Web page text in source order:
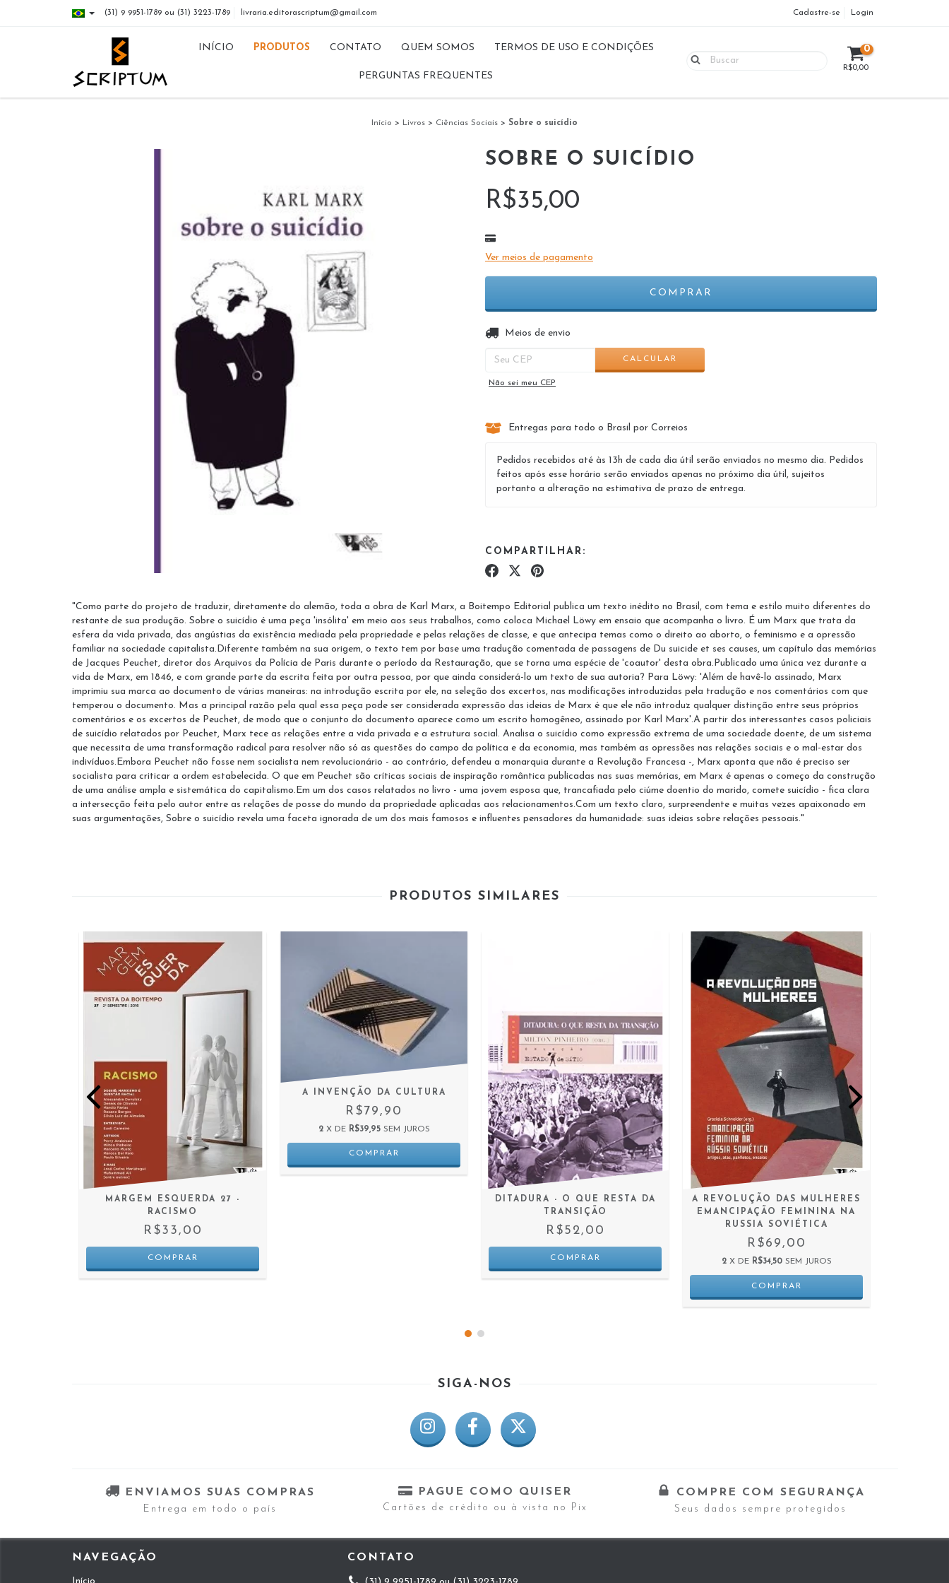
(31) 9 9951-1789 ou (31) 3223-1789 livraria.editorascriptum@gmail.com Cadastre-se Login
INÍCIO PRODUTOS CONTATO QUEM SOMOS TERMOS DE USO E CONDIÇÕES
PERGUNTAS FREQUENTES
0
R$0,00
Início > Livros > Ciências Sociais > Sobre o suicídio
SOBRE O SUICÍDIO
R$35,00
Ver meios de pagamento
Entregas para o CEP:
Meios de envio
CALCULAR
Não sei meu CEP
Entregas para todo o Brasil por Correios
Pedidos recebidos até às 13h de cada dia útil serão enviados no mesmo dia. Pedidos
feitos após esse horário serão enviados apenas no próximo dia útil, sujeitos
portanto a alteração na estimativa de prazo de entrega.
COMPARTILHAR:
"Como parte do projeto de traduzir, diretamente do alemão, toda a obra de Karl Marx, a Boitempo Editorial publica um texto inédito no Brasil, com tema e estilo muito diferentes do
restante de sua produção. Sobre o suicídio é uma peça 'insólita' em meio aos seus trabalhos, como coloca Michael Löwy em ensaio que acompanha o livro. É um Marx que trata da
esfera da vida privada, das angústias da existência mediada pela propriedade e pelas relações de classe, e que antecipa temas como o direito ao aborto, o feminismo e a opressão
familiar na sociedade capitalista.Diferente também na sua origem, o texto tem por base uma tradução comentada de passagens de Du suicide et ses causes, um capítulo das memórias
de Jacques Peuchet, diretor dos Arquivos da Polícia de Paris durante o período da Restauração, que se torna uma espécie de 'coautor' desta obra.Publicado uma única vez durante a
vida de Marx, em 1846, e com grande parte da escrita feita por outra pessoa, por que ainda considerá-lo um texto de sua autoria? Para Löwy: 'Além de havê-lo assinado, Marx
imprimiu sua marca ao documento de várias maneiras: na introdução escrita por ele, na seleção dos excertos, nas modificações introduzidas pela tradução e nos comentários com que
temperou o documento. Mas a principal razão pela qual essa peça pode ser considerada expressão das ideias de Marx é que ele não introduz qualquer distinção entre seus próprios
comentários e os excertos de Peuchet, de modo que o conjunto do documento aparece como um escrito homogêneo, assinado por Karl Marx'.A partir dos interessantes casos policiais
de suicídio relatados por Peuchet, Marx tece as relações entre a vida privada e a estrutura social. Analisa o suicídio como expressão extrema de uma sociedade doente, de um sistema
que necessita de uma transformação radical para resolver não só as questões do campo da política e da economia, mas também as opressões nas relações sociais e o mal-estar dos
indivíduos.Embora Peuchet não fosse nem socialista nem revolucionário - ao contrário, defendeu a monarquia durante a Revolução Francesa -, Marx aponta que não é preciso ser
socialista para criticar a ordem estabelecida. O que em Peuchet são críticas sociais de inspiração romântica publicadas nas suas memórias, em Marx é apenas o começo da construção
de uma análise ampla e sistemática do capitalismo.Em um dos casos relatados no livro - uma jovem esposa que, trancafiada pelo ciúme doentio do marido, comete suicídio - fica clara
a intersecção feita pelo autor entre as relações de posse do mundo da propriedade aplicadas aos relacionamentos.Com um texto claro, surpreendente e muitas vezes apaixonado em
suas argumentações, Sobre o suicídio revela uma faceta ignorada de um dos mais famosos e influentes pensadores da humanidade: suas ideias sobre relações pessoais."
PRODUTOS SIMILARES
MARGEM ESQUERDA 27 -
RACISMO
R$33,00
A INVENÇÃO DA CULTURA
R$79,90
2 X DE R$39,95 SEM JUROS
DITADURA - O QUE RESTA DA
TRANSIÇÃO
R$52,00
A REVOLUÇÃO DAS MULHERES
EMANCIPAÇÃO FEMININA NA
RUSSIA SOVIÉTICA
R$69,00
2 X DE R$34,50 SEM JUROS
SIGA-NOS
ENVIAMOS SUAS COMPRAS
Entrega em todo o país
PAGUE COMO QUISER
Cartões de crédito ou à vista no Pix
COMPRE COM SEGURANÇA
Seus dados sempre protegidos
NAVEGAÇÃO CONTATO